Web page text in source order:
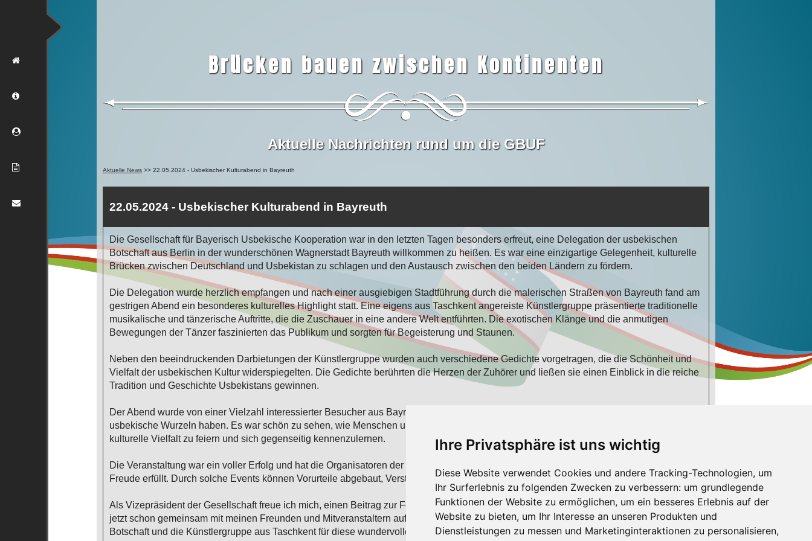
Ihre Privatsphäre ist uns wichtig
Diese Website verwendet Cookies und andere Tracking-Technologien, um
Ihr Surferlebnis zu folgenden Zwecken zu verbessern: um grundlegende
Funktionen der Website zu ermöglichen, um ein besseres Erlebnis auf der
Website zu bieten, um Ihr Interesse an unseren Produkten und
Dienstleistungen zu messen und Marketinginteraktionen zu personalisieren,
Brücken bauen zwischen Kontinenten
Aktuelle Nachrichten rund um die GBUF
Aktuelle News >> 22.05.2024 - Usbekischer Kulturabend in Bayreuth
22.05.2024 - Usbekischer Kulturabend in Bayreuth
Die Gesellschaft für Bayerisch Usbekische Kooperation war in den letzten Tagen besonders erfreut, eine Delegation der usbekischen
Botschaft aus Berlin in der wunderschönen Wagnerstadt Bayreuth willkommen zu heißen. Es war eine einzigartige Gelegenheit, kulturelle
Brücken zwischen Deutschland und Usbekistan zu schlagen und den Austausch zwischen den beiden Ländern zu fördern.
Die Delegation wurde herzlich empfangen und nach einer ausgiebigen Stadtführung durch die malerischen Straßen von Bayreuth fand am
gestrigen Abend ein besonderes kulturelles Highlight statt. Eine eigens aus Taschkent angereiste Künstlergruppe präsentierte traditionelle
musikalische und tänzerische Auftritte, die die Zuschauer in eine andere Welt entführten. Die exotischen Klänge und die anmutigen
Bewegungen der Tänzer faszinierten das Publikum und sorgten für Begeisterung und Staunen.
Neben den beeindruckenden Darbietungen der Künstlergruppe wurden auch verschiedene Gedichte vorgetragen, die die Schönheit und
Vielfalt der usbekischen Kultur widerspiegelten. Die Gedichte berührten die Herzen der Zuhörer und ließen sie einen Einblick in die reiche
Tradition und Geschichte Usbekistans gewinnen.
Der Abend wurde von einer Vielzahl interessierter Besucher aus Bayreuth und Umgebung besucht, darunter auch einige, die selbst
usbekische Wurzeln haben. Es war schön zu sehen, wie Menschen unterschiedlicher Herkunft und Kulturen zusammenkamen, um die
kulturelle Vielfalt zu feiern und sich gegenseitig kennenzulernen.
Die Veranstaltung war ein voller Erfolg und hat die Organisatoren der Gesellschaft für Bayerisch Usbekische Kooperation mit viel stolz und
Freude erfüllt. Durch solche Events können Vorurteile abgebaut, Verständnis und Respekt gefördert und Beziehungen gestärkt werden.
Als Vizepräsident der Gesellschaft freue ich mich, einen Beitrag zur Förderung des interkulturellen Dialogs geleistet zu haben und arbeite
jetzt schon gemeinsam mit meinen Freunden und Mitveranstaltern auf zukünftige Veranstaltungen hin. Vielen Dank an die usbekische
Botschaft und die Künstlergruppe aus Taschkent für diese wundervolle Erfahrung!